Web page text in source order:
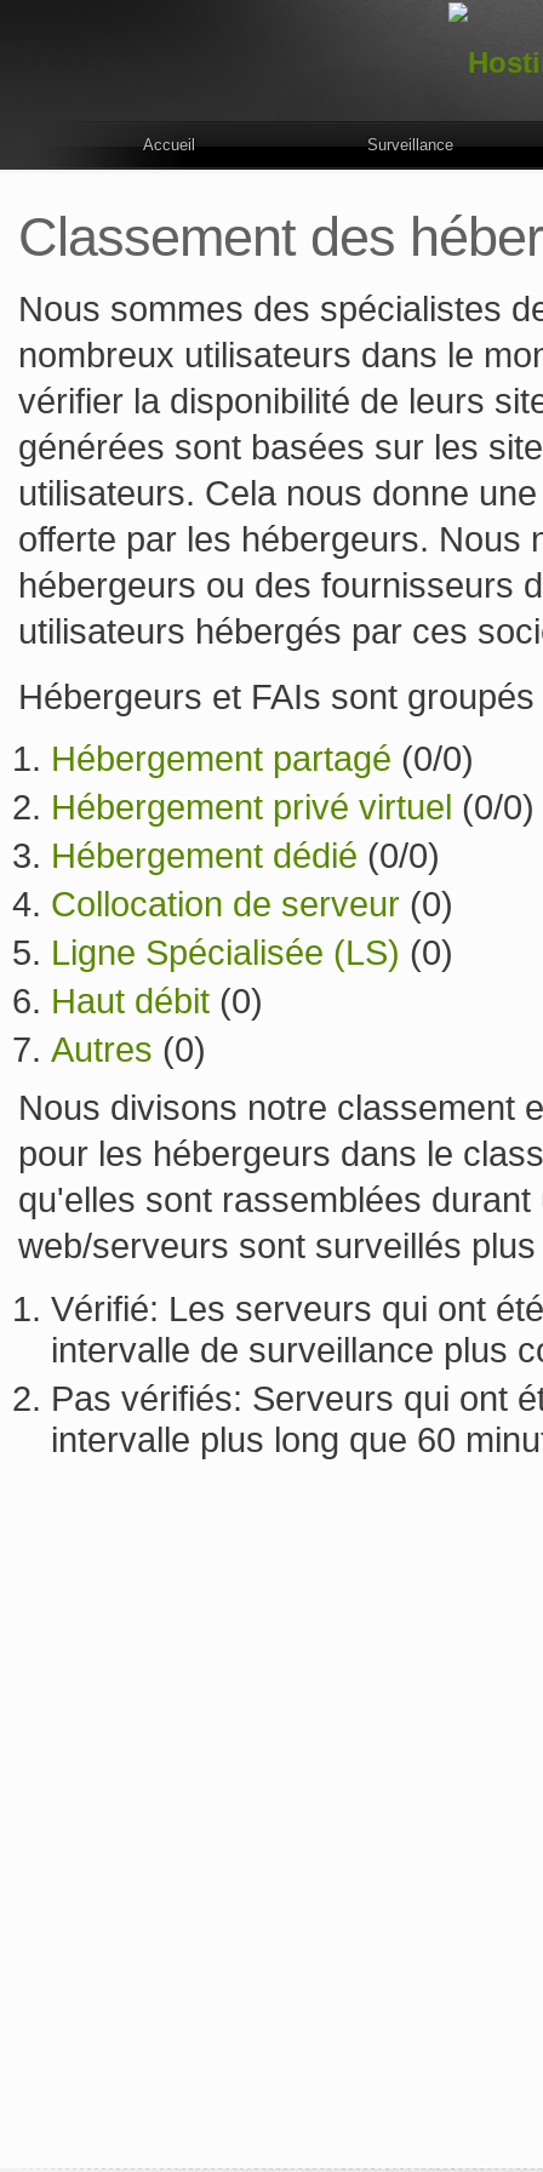
Accueil Surveillance
Classement des
Nous sommes des spécialistes
nombreux utilisateurs dans le
vérifier la disponibilité de leurs
générées sont basées sur les
utilisateurs. Cela nous donne
offerte par les hébergeurs. Nous
hébergeurs ou des fournisseurs
utilisateurs hébergés par ces
Hébergeurs et FAIs sont groupés
Hébergement partagé (0/0)
Hébergement privé virtuel (0/0)
Hébergement dédié (0/0)
Collocation de serveur (0)
Ligne Spécialisée (LS) (0)
Haut débit (0)
Autres (0)
Nous divisons notre classement
pour les hébergeurs dans le
qu'elles sont rassemblées
web/serveurs sont surveillés
Vérifié: Les serveurs qui ont
intervalle de surveillance plus
Pas vérifiés: Serveurs qui ont
intervalle plus long que 60